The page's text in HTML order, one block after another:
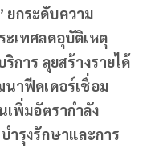
ยกระดับความ
เทศลดอุบัติเหตุ
การ ลุยสร้างรายได้
าฟีดเดอร์เชื่อม
พิ่มอัตรากำลัง
ำรุงรักษาและการ